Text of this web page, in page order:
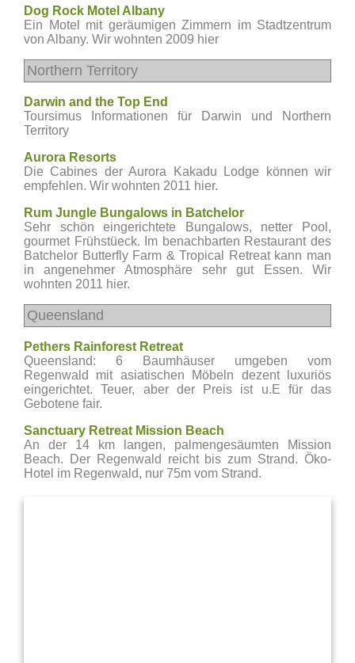
Dog Rock Motel Albany
Ein Motel mit geräumigen Zimmern im Stadtzentrum
von Albany. Wir wohnten 2009 hier
Northern Territory
Darwin and the Top End
Toursimus Informationen für Darwin und Northern
Territory
Aurora Resorts
Die Cabines der Aurora Kakadu Lodge können wir
empfehlen. Wir wohnten 2011 hier.
Rum Jungle Bungalows in Batchelor
Sehr schön eingerichtete Bungalows, netter Pool,
gourmet Frühstüeck. Im benachbarten Restaurant des
Batchelor Butterfly Farm & Tropical Retreat kann man
in angenehmer Atmosphäre sehr gut Essen. Wir
wohnten 2011 hier.
Queensland
Pethers Rainforest Retreat
Queensland: 6 Baumhäuser umgeben vom
Regenwald mit asiatischen Möbeln dezent luxuriös
eingerichtet. Teuer, aber der Preis ist u.E für das
Gebotene fair.
Sanctuary Retreat Mission Beach
An der 14 km langen, palmengesäumten Mission
Beach. Der Regenwald reicht bis zum Strand. Öko-
Hotel im Regenwald, nur 75m vom Strand.